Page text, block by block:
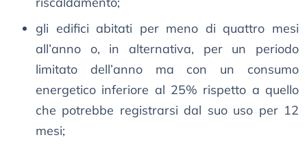
gli edifici abitati per meno di quattro mesi
all’anno o, in alternativa, per un periodo
limitato dell’anno ma con un consumo
energetico inferiore al 25% rispetto a quello
che potrebbe registrarsi dal suo uso per 12
mesi;